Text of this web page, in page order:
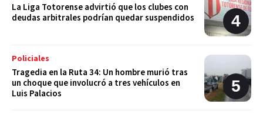
La Liga Totorense advirtió que los clubes con
deudas arbitrales podrían quedar suspendidos
Policiales
Tragedia en la Ruta 34: Un hombre murió tras
un choque que involucró a tres vehículos en
Luis Palacios